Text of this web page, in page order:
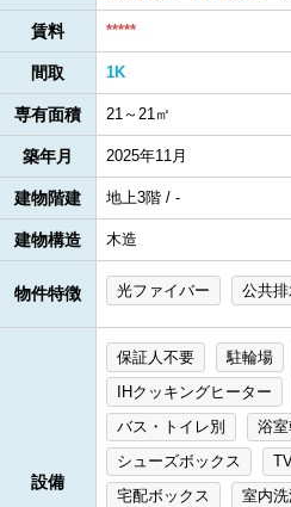
賃料 *****
間取 1K
専有面積 21～21㎡
築年月 2025年11月
建物階建 地上3階 / -
建物構造 木造
物件特徴 光ファイバー 公共排
設備
保証人不要 駐輪場
IHクッキングヒーター
バス・トイレ別
浴
シューズボックス
宅配ボックス
室内